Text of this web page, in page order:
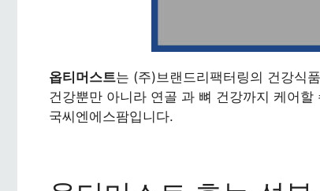
옵티머스트는 (주)브랜드리팩터링의 건강식
건강뿐만 아니라 연골 과 뼈 건강까지 케어
국씨엔에스팜입니다.